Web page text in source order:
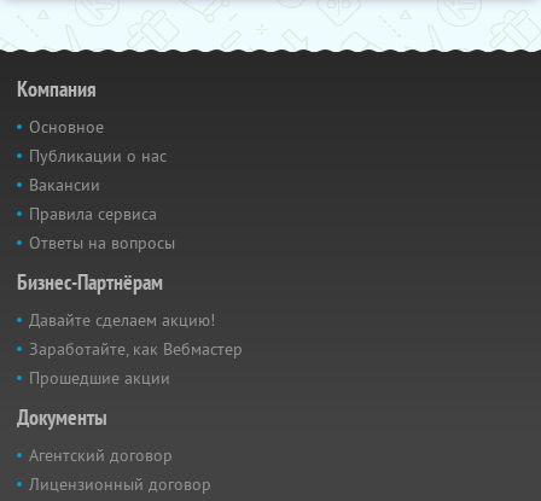
Компания
Основное
Публикации о нас
Вакансии
Правила сервиса
Ответы на вопросы
Бизнес-Партнёрам
Давайте сделаем акцию!
Заработайте, как Вебмастер
Прошедшие акции
Документы
Агентский договор
Лицензионный договор